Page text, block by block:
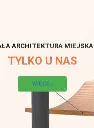
ARCHITEKTURA MIEJSKA
TYLKO U NAS
WIĘCEJ